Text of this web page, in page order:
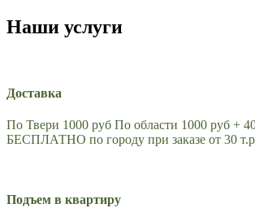
Наши услуги
Доставка
По Твери 1000 руб По области 1000 руб +
БЕСПЛАТНО по городу при заказе от 30 т.р
Подъем в квартиру